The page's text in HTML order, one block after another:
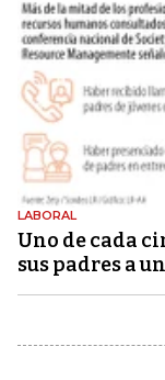
LABORAL
Uno de cada
sus padres a